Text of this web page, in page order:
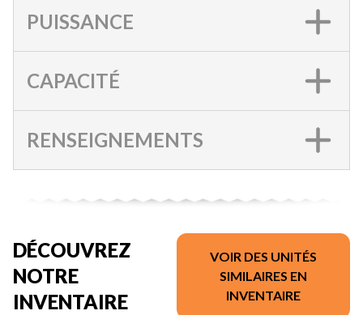
PUISSANCE
CAPACITÉ
RENSEIGNEMENTS
DÉCOUVREZ
NOTRE
INVENTAIRE
VOIR DES UNITÉS
SIMILAIRES EN
INVENTAIRE